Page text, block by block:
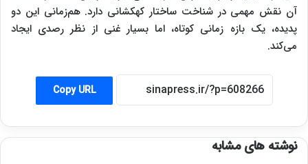
آن نقش مهمی در شناخت ساختار کهکشانی دارد. هم‌زمانی این دو
پدیده، یک بازه زمانی کوتاه، اما بسیار غنی از نظر رصدی ایجاد
می‌کند.
Copy URL
نوشته های مشابه